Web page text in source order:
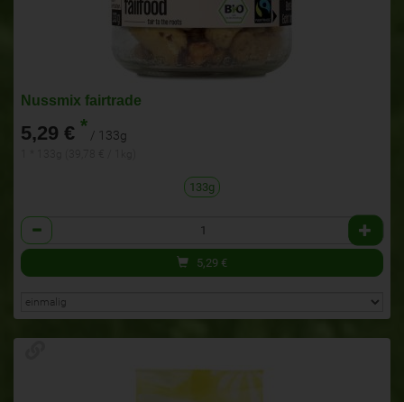
Nussmix fairtrade
5,29 € * / 133g
133g
Anzahl
5,29 €